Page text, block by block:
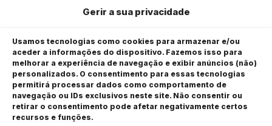
Gerir a sua privacidade
Usamos tecnologias como cookies para armazenar e/ou
aceder a informações do dispositivo. Fazemos isso para
melhorar a experiência de navegação e exibir anúncios (não)
personalizados. O consentimento para essas tecnologias
permitirá processar dados como comportamento de
navegação ou IDs exclusivos neste site. Não consentir ou
retirar o consentimento pode afetar negativamente certos
recursos e funções.
redacao@bmcnews.com.br
Comercial:
comercial@bmcnews.com.br
Anuncie na BM&C News
A BM&C News conecta marcas a milhões de investidores
através de TV, YouTube e plataformas digitais.